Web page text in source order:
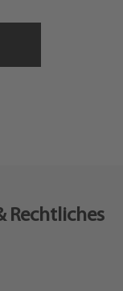
Rechtliches